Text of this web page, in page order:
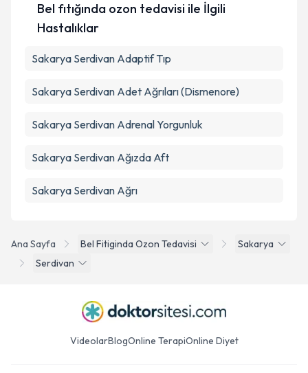
Ana Sayfa Bel Fitiginda Ozon Tedavisi
Sakarya
Serdivan
Bel fıtığında ozon tedavisi ile İlgili
Hastalıklar
Sakarya Serdivan Adaptif Tıp
Sakarya Serdivan Adet Ağrıları (Dismenore)
Sakarya Serdivan Adrenal Yorgunluk
Sakarya Serdivan Ağızda Aft
Sakarya Serdivan Ağrı
VideolarBlogOnline TerapiOnline Diyet